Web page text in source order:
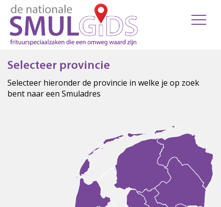
Selecteer provincie
Selecteer hieronder de provincie in welke je op zoek
bent naar een Smuladres